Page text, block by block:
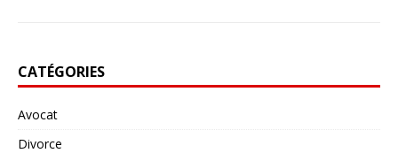
CATÉGORIES
Avocat
Divorce